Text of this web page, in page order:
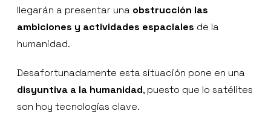
llegarán a presentar una obstrucción las
ambiciones y actividades espaciales de la
humanidad.
Desafortunadamente esta situación pone en una
disyuntiva a la humanidad, puesto que lo satélites
son hoy tecnologías clave.